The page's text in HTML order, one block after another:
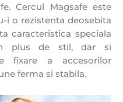
Cercul Magsafe este
i o rezistenta deosebita
caracteristica speciala
plus de stil, dar si
fixare a accesorilor
ferma si stabila.